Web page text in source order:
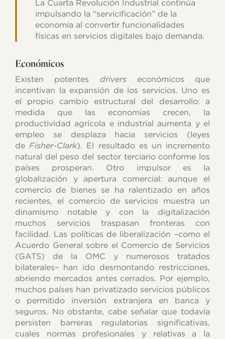
La Cuarta Revolución Industrial continúa
impulsando la “servicificación” de la
economía al convertir funcionalidades
físicas en servicios digitales bajo demanda.
Económicos
Existen potentes driverseconómicos que
incentivan la expansión de los servicios. Uno es
el propio cambio estructural del desarrollo: a
medida que las economías crecen, la
productividad agrícola e industrial aumenta y el
empleo se desplaza hacia servicios (leyes
deFisher-Clark). El resultado es un incremento
natural del peso del sector terciario conforme los
países prosperan. Otro impulsor es la
globalización y apertura comercial: aunque el
comercio de bienes se ha ralentizado en años
recientes, el comercio de servicios muestra un
dinamismo notable y con la digitalización
muchos servicios traspasan fronteras con
facilidad. Las políticas de liberalización –como el
Acuerdo General sobre el Comercio de Servicios
(GATS) de la OMC y numerosos tratados
bilaterales– han ido desmontando restricciones,
abriendo mercados antes cerrados. Por ejemplo,
muchos países han privatizado servicios públicos
o permitido inversión extranjera en banca y
seguros. No obstante, cabe señalar que todavía
persisten barreras regulatorias significativas,
cuales normas profesionales y relativas a la